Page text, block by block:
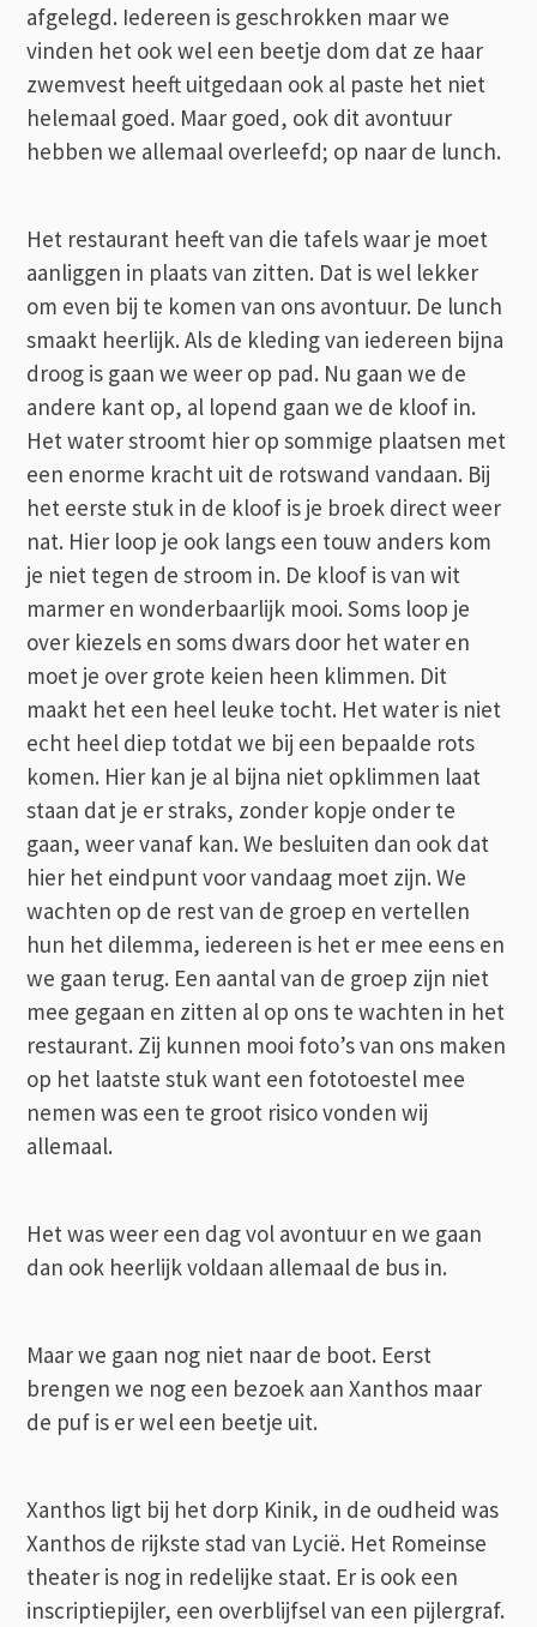
afgelegd. Iedereen is geschrokken maar we
vinden het ook wel een beetje dom dat ze haar
zwemvest heeft uitgedaan ook al paste het niet
helemaal goed. Maar goed, ook dit avontuur
hebben we allemaal overleefd; op naar de lunch.
Het restaurant heeft van die tafels waar je moet
aanliggen in plaats van zitten. Dat is wel lekker
om even bij te komen van ons avontuur. De lunch
smaakt heerlijk. Als de kleding van iedereen bijna
droog is gaan we weer op pad. Nu gaan we de
andere kant op, al lopend gaan we de kloof in.
Het water stroomt hier op sommige plaatsen met
een enorme kracht uit de rotswand vandaan. Bij
het eerste stuk in de kloof is je broek direct weer
nat. Hier loop je ook langs een touw anders kom
je niet tegen de stroom in. De kloof is van wit
marmer en wonderbaarlijk mooi. Soms loop je
over kiezels en soms dwars door het water en
moet je over grote keien heen klimmen. Dit
maakt het een heel leuke tocht. Het water is niet
echt heel diep totdat we bij een bepaalde rots
komen. Hier kan je al bijna niet opklimmen laat
staan dat je er straks, zonder kopje onder te
gaan, weer vanaf kan. We besluiten dan ook dat
hier het eindpunt voor vandaag moet zijn. We
wachten op de rest van de groep en vertellen
hun het dilemma, iedereen is het er mee eens en
we gaan terug. Een aantal van de groep zijn niet
mee gegaan en zitten al op ons te wachten in het
restaurant. Zij kunnen mooi foto’s van ons maken
op het laatste stuk want een fototoestel mee
nemen was een te groot risico vonden wij
allemaal.
Het was weer een dag vol avontuur en we gaan
dan ook heerlijk voldaan allemaal de bus in.
Maar we gaan nog niet naar de boot. Eerst
brengen we nog een bezoek aan Xanthos maar
de puf is er wel een beetje uit.
Xanthos ligt bij het dorp Kinik, in de oudheid was
Xanthos de rijkste stad van Lycië. Het Romeinse
theater is nog in redelijke staat. Er is ook een
inscriptiepijler, een overblijfsel van een pijlergraf.